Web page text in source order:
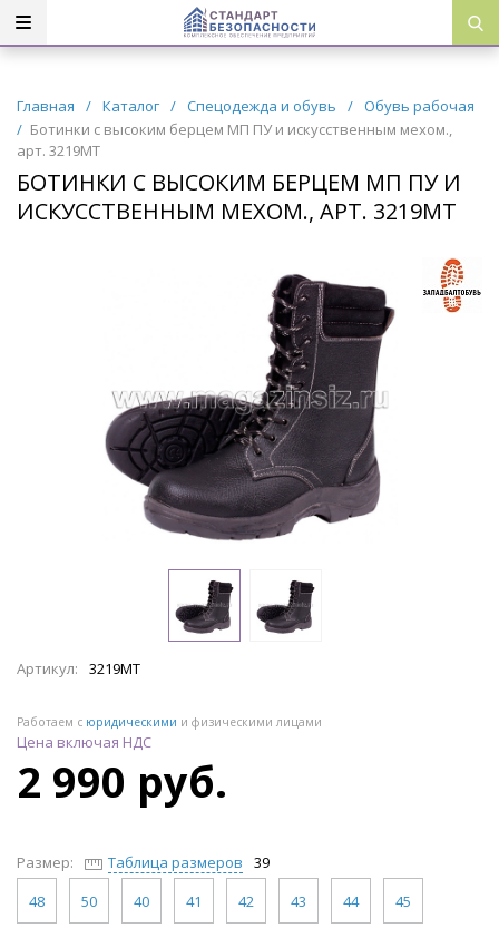
Главная / Каталог / Спецодежда и обувь / Обувь рабочая
/ Ботинки с высоким берцем МП ПУ и искусственным мехом.,
арт. 3219МТ
БОТИНКИ С ВЫСОКИМ БЕРЦЕМ МП ПУ И
ИСКУССТВЕННЫМ МЕХОМ., АРТ. 3219МТ
Артикул: 3219МТ
Работаем с юридическими и физическими лицами
Цена включая НДС
2 990 руб.
Размер: Таблица размеров
39
48
50 40 41 42 43 44 45